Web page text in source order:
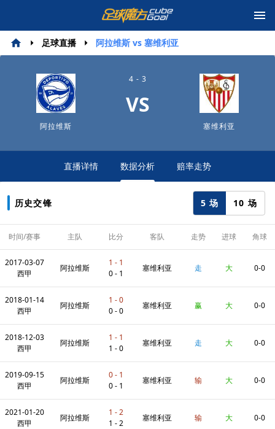
足球直播 阿拉维斯 vs 塞维利亚
阿拉维斯
4 - 3
VS
塞维利亚
直播详情 数据分析 赔率走势
历史交锋 5 场 10 场
时间/赛事 主队 比分 客队 走势 进球 角球
2017-03-07
西甲
阿拉维斯
1 - 1
0 - 1
塞维利亚 走 大 0-0
2018-01-14
西甲
阿拉维斯
1 - 0
0 - 0
塞维利亚 赢 大 0-0
2018-12-03
西甲
阿拉维斯
1 - 1
1 - 0
塞维利亚 走 大 0-0
2019-09-15
西甲
阿拉维斯
0 - 1
0 - 1
塞维利亚 输 大 0-0
2021-01-20
西甲
阿拉维斯
1 - 2
1 - 2
塞维利亚 输 大 0-0